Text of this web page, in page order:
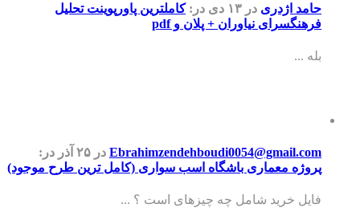
حامد اژدری در ۱۳ دی در:کاملترین پاورپوینت تحلیل
فرهنگسرای نیاوران + پلان و pdf
بله ...
Ebrahimzendehboudi0054@gmail.com در ۲۵ آذر
در:
پروژه معماری باشگاه اسب سواری (کامل ترین طرح موجود)
فایل خرید شامل چه چیزهای است ؟ ...